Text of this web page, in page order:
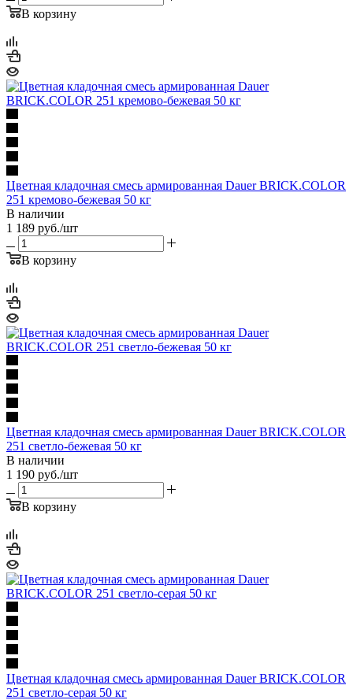
В корзину
Цветная кладочная смесь армированная Dauer BRICK.COLOR
251 кремово-бежевая 50 кг
В наличии
1 189 руб./шт
В корзину
Цветная кладочная смесь армированная Dauer BRICK.COLOR
251 светло-бежевая 50 кг
В наличии
1 190 руб./шт
В корзину
Цветная кладочная смесь армированная Dauer BRICK.COLOR
251 светло-серая 50 кг